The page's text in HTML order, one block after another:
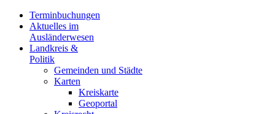
Terminbuchungen
Aktuelles im
Ausländerwesen
Landkreis &
Politik
Gemeinden und Städte
Karten
Kreiskarte
Geoportal